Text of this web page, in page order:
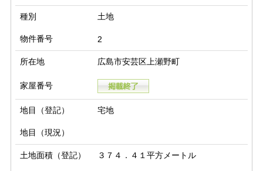
種別 土地
物件番号 2
所在地 広島市安芸区上瀬野町
家屋番号
地目（登記） 宅地
地目（現況）
土地面積（登記） ３７４．４１平方メートル